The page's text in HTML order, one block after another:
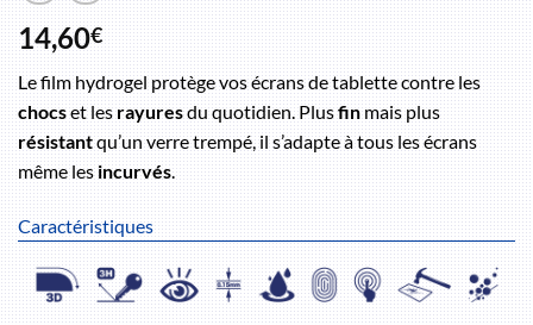
14,60€
Le film hydrogel protège vos écrans de tablette contre les
chocset lesrayuresdu quotidien. Plusfinmais plus
résistantqu’un verre trempé, il s’adapte à tous les écrans
même lesincurvés.
Caractéristiques